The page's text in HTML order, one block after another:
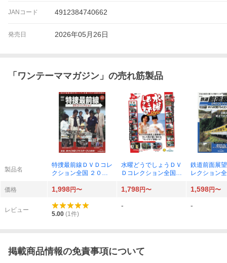
JANコード 4912384740662
発売日 2026年05月26日
「 ワンテーママガジン 」の売れ筋製品
製品名
特捜最前線ＤＶＤコレ
クション全国 ２０２
アゴスティーニ・ジャ
水曜どうでしょうＤＶ
Ｄコレクション全国版
（デアゴスティーニ・
鉄道前面展
レクション
（デアゴス
価格 1,998円〜 1,798円〜 1,598円〜
レビュー
5.00 (1件)
- -
掲載商品情報の免責事項について